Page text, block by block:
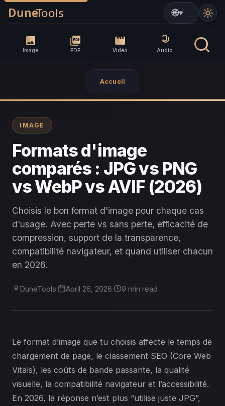
Image PDF Vidéo Audio
▼
Accueil
IMAGE
Formats d'image
comparés : JPG vs PNG
vs WebP vs AVIF (2026)
Choisis le bon format d'image pour chaque cas
d'usage. Avec perte vs sans perte, efficacité de
compression, support de la transparence,
compatibilité navigateur, et quand utiliser chacun
en 2026.
DuneTools· April 26, 2026· 9 min read
Le format d’image que tu choisis affecte le temps de
chargement de page, le classement SEO (Core Web
Vitals), les coûts de bande passante, la qualité
visuelle, la compatibilité navigateur et l’accessibilité.
En 2026, la réponse n’est plus “utilise juste JPG”,